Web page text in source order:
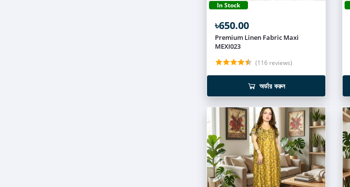
In Stock
৳650.00
Premium Linen Fabric Maxi
MEXI023
(116 reviews)
অর্ডার করুন